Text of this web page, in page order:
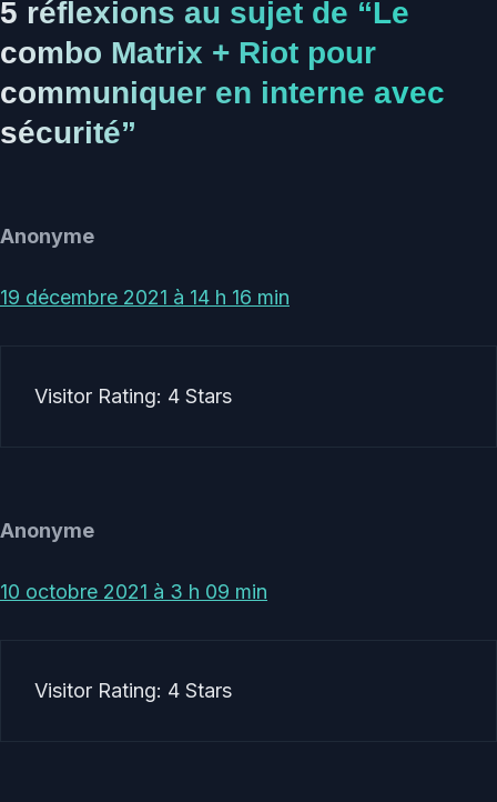
5 réflexions au sujet de “Le
combo Matrix + Riot pour
communiquer en interne avec
sécurité”
Anonyme
19 décembre 2021 à 14 h 16 min
Visitor Rating: 4 Stars
Anonyme
10 octobre 2021 à 3 h 09 min
Visitor Rating: 4 Stars